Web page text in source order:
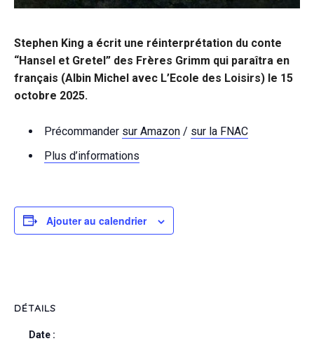
Stephen King a écrit une réinterprétation du conte
“Hansel et Gretel” des Frères Grimm qui paraîtra en
français (Albin Michel avec L’Ecole des Loisirs) le 15
octobre 2025.
Précommander sur Amazon / sur la FNAC
Plus d’informations
Ajouter au calendrier
DÉTAILS
Date :